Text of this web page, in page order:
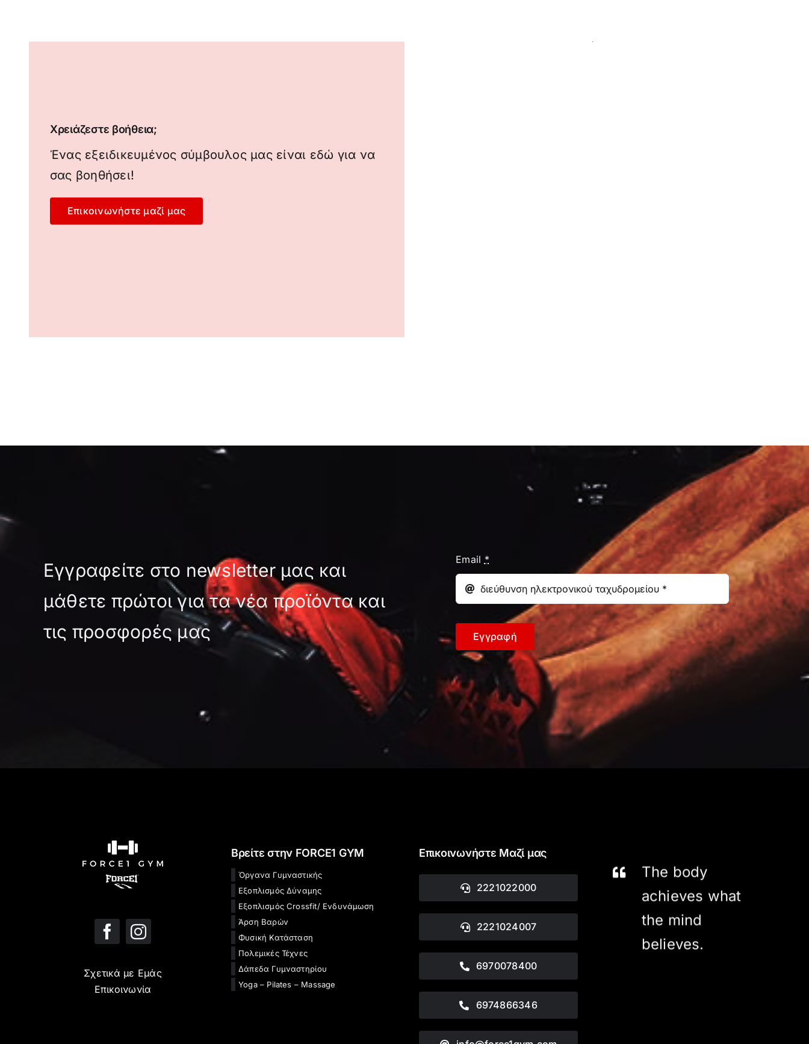
Χρειάζεστε βοήθεια;
Ένας εξειδικευμένος σύμβουλος μας είναι εδώ για να
σας βοηθήσει!
Επικοινωνήστε μαζί μας
Εγγραφείτε στο newsletter μας και
μάθετε πρώτοι για τα νέα προϊόντα και
τις προσφορές μας
Email *
Εγγραφή
Σχετικά με Εμάς
Επικοινωνία
Βρείτε στην FORCE1 GYM
Όργανα Γυμναστικής
Εξοπλισμός Δύναμης
Εξοπλισμός Crossfit/ Ενδυνάμωση
Άρση Βαρών
Φυσική Κατάσταση
Πολεμικές Τέχνες
Δάπεδα Γυμναστηρίου
Yoga – Pilates – Massage
Επικοινωνήστε Μαζί μας
2221022000
2221024007
6970078400
6974866346
The body
achieves what
the mind
believes.